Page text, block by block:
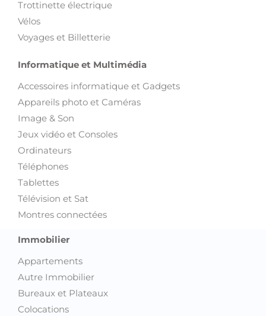
Trottinette électrique
Vélos
Voyages et Billetterie
Informatique et Multimédia
Accessoires informatique et Gadgets
Appareils photo et Caméras
Image & Son
Jeux vidéo et Consoles
Ordinateurs
Téléphones
Tablettes
Télévision et Sat
Montres connectées
Immobilier
Appartements
Autre Immobilier
Bureaux et Plateaux
Colocations